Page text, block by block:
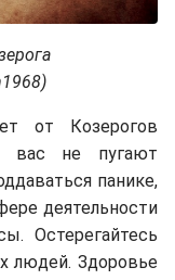
от Козерогов
вас не пугают
панике,
деятельности
Остерегайтесь
людей. Здоровье